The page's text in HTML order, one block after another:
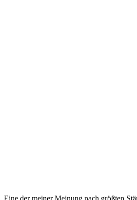
Eine der meiner Meinung nach größten